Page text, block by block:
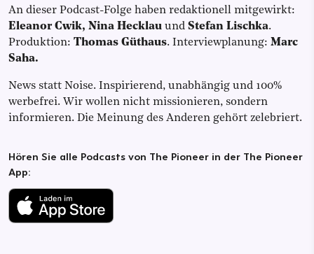
An dieser Podcast-Folge haben redaktionell mitgewirkt:
Eleanor Cwik, Nina Hecklau und Stefan Lischka.
Produktion: Thomas Güthaus. Interviewplanung: Marc
Saha.
News statt Noise. Inspirierend, unabhängig und 100%
werbefrei. Wir wollen nicht missionieren, sondern
informieren. Die Meinung des Anderen gehört zelebriert.
Hören Sie alle Podcasts von The Pioneer in der The Pioneer
App: